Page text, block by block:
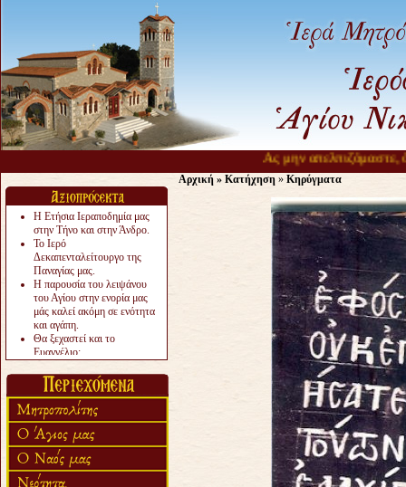
Ας μην απελπιζόμαστε,
Η Ετήσια Ιεραποδημία μας
στην Τήνο και στην Άνδρο.
Το Ιερό
Δεκαπενταλείτουργο της
Παναγίας μας.
Η παρουσία του λειψάνου
του Αγίου στην ενορία μας
μάς καλεί ακόμη σε ενότητα
και αγάπη.
Θα ξεχαστεί και το
Ευαγγέλιο;
«πολύ αργά».
Ζητείται....
Αρχική » Κατήχηση » Κηρύγματα